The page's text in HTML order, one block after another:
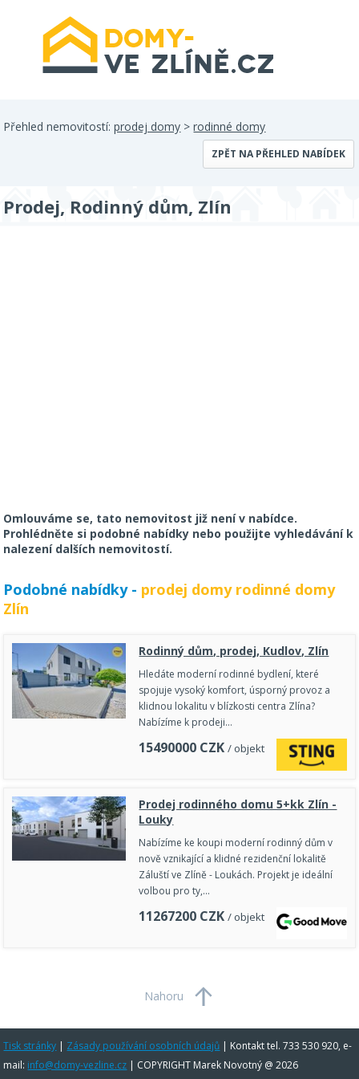
Přehled nemovitostí:prodej domy >rodinné domy
ZPĚT NA PŘEHLED NABÍDEK
Prodej, Rodinný dům, Zlín
Omlouváme se, tato nemovitost již není v nabídce.
Prohlédněte si podobné nabídky nebo použijte vyhledávání k
nalezení dalších nemovitostí.
Podobné nabídky - prodej domy rodinné domy
Zlín
Rodinný dům, prodej, Kudlov, Zlín
Hledáte moderní rodinné bydlení, které
spojuje vysoký komfort, úsporný provoz a
klidnou lokalitu v blízkosti centra Zlína?
Nabízíme k prodeji…
15490000 CZK / objekt
Prodej rodinného domu 5+kk Zlín -
Louky
Nabízíme ke koupi moderní rodinný dům v
nově vznikající a klidné rezidenční lokalitě
Záluští ve Zlíně - Loukách. Projekt je ideální
volbou pro ty,…
11267200 CZK / objekt
Nahoru
Tisk stránky | Zásady používání osobních údajů | Kontakt tel. 733 530 920, e-
mail: info@domy-vezline.cz | COPYRIGHT Marek Novotný @ 2026